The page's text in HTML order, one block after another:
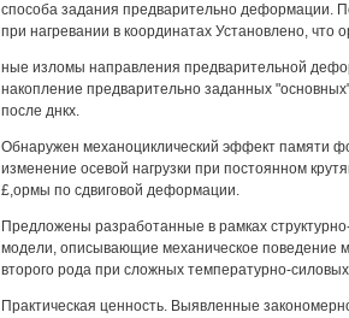
способа задания предварительно деформации.
при нагревании в координатах Установлено, что
ные изломы направления предварительной
накопление предварительно заданных
после днкх.
Обнаружен механоциклический эффект памяти
изменение осевой нагрузки при постоянном
£,ормы по сдвиговой деформации.
Предложены разработанные в рамках
модели, описывающие механическое поведение
второго рода при сложных температурно-
Практическая ценность. Выявленные